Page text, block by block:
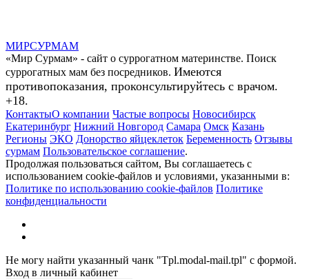
МИРСУРМАМ
«Мир Сурмам» - сайт о суррогатном материнстве. Поиск
суррогатных мам без посредников. Имеются
противопоказания, проконсультируйтесь с врачом.
+18.
КонтактыО компании Частые вопросы Новосибирск
Екатеринбург Нижний Новгород Самара Омск Казань
Регионы ЭКО Донорство яйцеклеток Беременность Отзывы
сурмам Пользовательское соглашение.
Продолжая пользоваться сайтом, Вы соглашаетесь с
использованием cookie-файлов и условиями, указанными в:
Политике по использованию cookie-файлов Политике
конфиденциальности
Не могу найти указанный чанк "Tpl.modal-mail.tpl" с формой.
Вход в личный кабинет